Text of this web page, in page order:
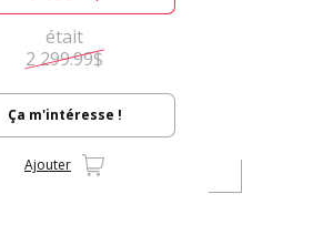
était
2 299.99$
Ça m'intéresse !
Ajouter